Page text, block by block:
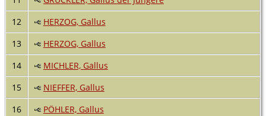
12
HERZOG, Gallus
13
HERZOG, Gallus
14
MICHLER, Gallus
15
NIEFFER, Gallus
16
PÖHLER, Gallus